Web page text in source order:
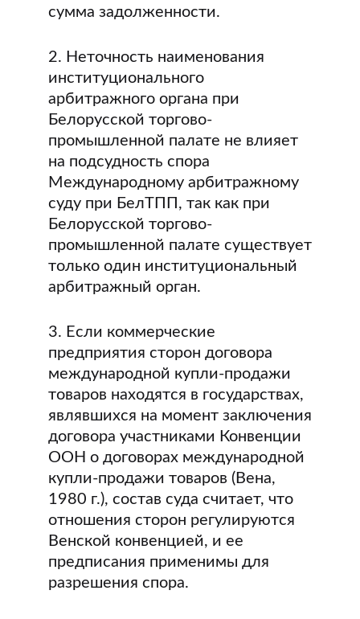
сумма задолженности.
2. Неточность наименования
институционального
арбитражного органа при
Белорусской торгово-
промышленной палате не влияет
на подсудность спора
Международному арбитражному
суду при БелТПП, так как при
Белорусской торгово-
промышленной палате существует
только один институциональный
арбитражный орган.
3. Если коммерческие
предприятия сторон договора
международной купли-продажи
товаров находятся в государствах,
являвшихся на момент заключения
договора участниками Конвенции
ООН о договорах международной
купли-продажи товаров (Вена,
1980 г.), состав суда считает, что
отношения сторон регулируются
Венской конвенцией, и ее
предписания применимы для
разрешения спора.